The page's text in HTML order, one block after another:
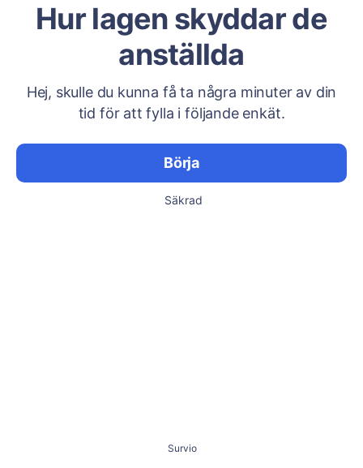
Hur lagen skyddar de
anställda
Hej, skulle du kunna få ta några minuter av din
tid för att fylla i följande enkät.
Börja
Säkrad
Survio